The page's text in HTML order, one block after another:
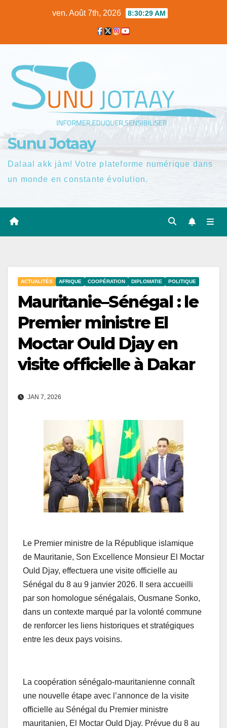
ven. Août 7th, 2026 8:30:30 AM
Sunu Jotaay
Dalaal akk jàm! Votre plateforme numérique dans
un monde en constante évolution.
ACTUALITÉS AFRIQUE COOPÉRATION DIPLOMATIE POLITIQUE
Mauritanie–Sénégal : le
Premier ministre El
Moctar Ould Djay en
visite officielle à Dakar
JAN 7, 2026
Le Premier ministre de la République islamique
de Mauritanie, Son Excellence Monsieur El Moctar
Ould Djay, effectuera une visite officielle au
Sénégal du 8 au 9 janvier 2026. Il sera accueilli
par son homologue sénégalais, Ousmane Sonko,
dans un contexte marqué par la volonté commune
de renforcer les liens historiques et stratégiques
entre les deux pays voisins.
La coopération sénégalo-mauritanienne connaît
une nouvelle étape avec l’annonce de la visite
officielle au Sénégal du Premier ministre
mauritanien, El Moctar Ould Djay. Prévue du 8 au